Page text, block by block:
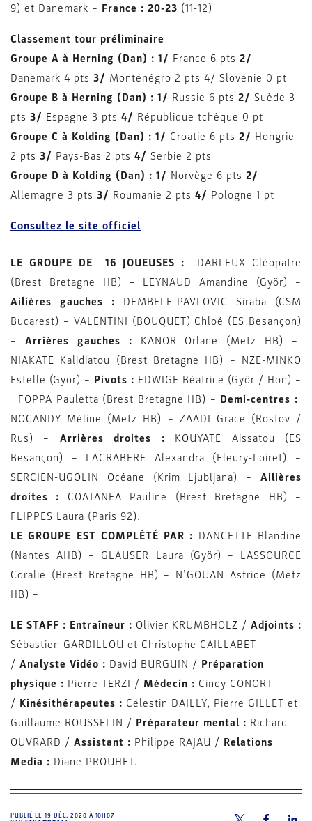
9) et Danemark – France : 20-23 (11-12)
Classement tour préliminaire
Groupe A à Herning (Dan) : 1/ France 6 pts 2/
Danemark 4 pts 3/ Monténégro 2 pts 4/ Slovénie 0 pt
Groupe B à Herning (Dan) : 1/ Russie 6 pts 2/ Suède 3
pts 3/ Espagne 3 pts 4/ République tchèque 0 pt
Groupe C à Kolding (Dan) : 1/ Croatie 6 pts 2/ Hongrie
2 pts 3/ Pays-Bas 2 pts 4/ Serbie 2 pts
Groupe D à Kolding (Dan) : 1/ Norvège 6 pts 2/
Allemagne 3 pts 3/ Roumanie 2 pts 4/ Pologne 1 pt
Consultez le site officiel
LE GROUPE DE 16 JOUEUSES :
DARLEUX Cléopatre
(Brest Bretagne HB) – LEYNAUD Amandine (Györ) –
Ailières gauches : DEMBELE-PAVLOVIC Siraba (CSM
Bucarest) – VALENTINI (BOUQUET) Chloé (ES Besançon)
– Arrières gauches : KANOR Orlane (Metz HB) –
NIAKATE Kalidiatou (Brest Bretagne HB) – NZE-MINKO
Estelle (Györ) – Pivots : EDWIGE Béatrice (Györ / Hon) –
FOPPA Pauletta (Brest Bretagne HB) – Demi-centres :
NOCANDY Méline (Metz HB) – ZAADI Grace (Rostov /
Rus) – Arrières droites : KOUYATE Aissatou (ES
Besançon) – LACRABÈRE Alexandra (Fleury-Loiret) –
SERCIEN-UGOLIN Océane (Krim Ljubljana) – Ailières
droites : COATANEA Pauline (Brest Bretagne HB) –
FLIPPES Laura (Paris 92).
LE GROUPE EST COMPLÉTÉ PAR : DANCETTE Blandine
(Nantes AHB) – GLAUSER Laura (Györ) – LASSOURCE
Coralie (Brest Bretagne HB) – N’GOUAN Astride (Metz
HB) –
LE STAFF : Entraîneur : Olivier KRUMBHOLZ / Adjoints :
Sébastien GARDILLOU et Christophe CAILLABET
/ Analyste Vidéo : David BURGUIN / Préparation
physique : Pierre TERZI / Médecin : Cindy CONORT
/ Kinésithérapeutes : Célestin DAILLY, Pierre GILLET et
Guillaume ROUSSELIN / Préparateur mental : Richard
OUVRARD / Assistant : Philippe RAJAU / Relations
Media : Diane PROUHET.
PUBLIÉ LE19 DÉC. 2020 À 10H07